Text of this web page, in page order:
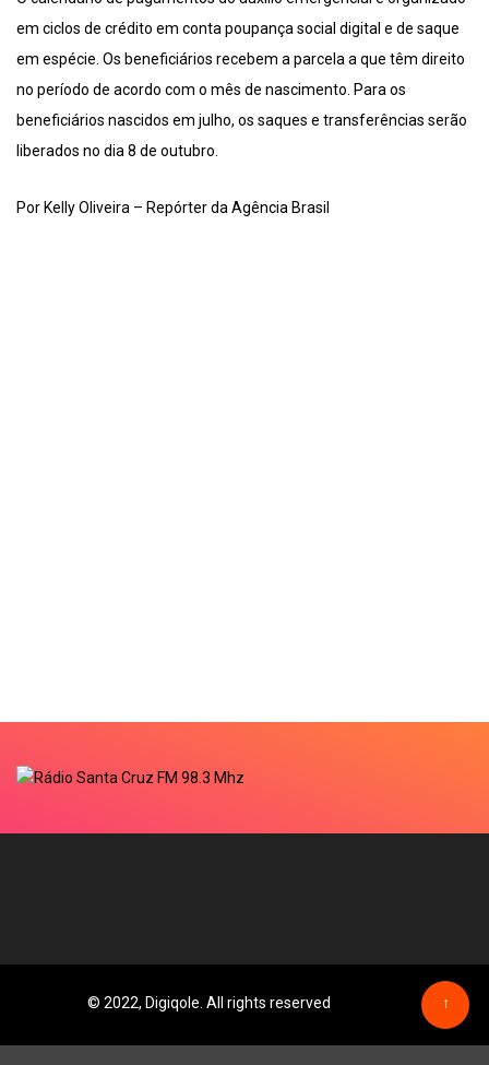
em ciclos de crédito em conta poupança social digital e de saque
em espécie. Os beneficiários recebem a parcela a que têm direito
no período de acordo com o mês de nascimento. Para os
beneficiários nascidos em julho, os saques e transferências serão
liberados no dia 8 de outubro.
Por Kelly Oliveira – Repórter da Agência Brasil
© 2022, Digiqole. All rights reserved ↑